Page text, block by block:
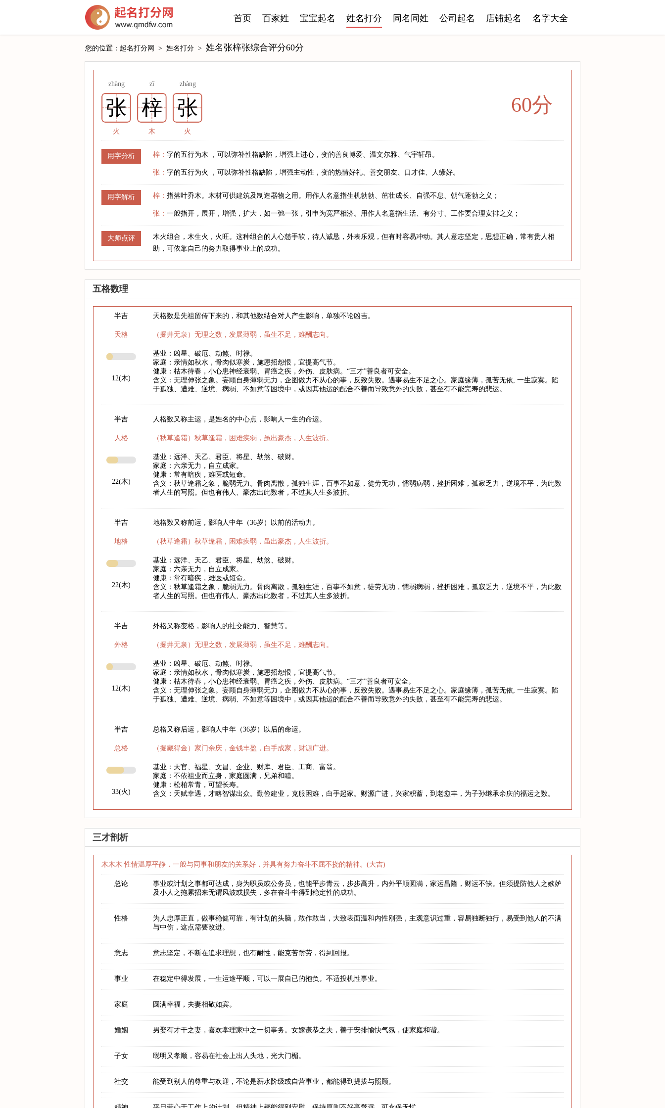
首页 百家姓 宝宝起名 姓名打分 同名同姓 公司起名 店铺起名 名字大全
您的位置： 起名打分网 > 姓名打分 > 姓名张梓张综合评分60分
zhàng zǐ zhàng
张 梓 张
火 木 火
60分
用字分析 梓： 字的五行为木 ，可以弥补性格缺陷，增强上进心，变的善良博爱、温文尔雅、气宇轩昂。
张： 字的五行为火 ，可以弥补性格缺陷，增强主动性，变的热情好礼、善交朋友、口才佳、人缘好。
用字解析 梓： 指落叶乔木。木材可供建筑及制造器物之用。用作人名意指生机勃勃、茁壮成长、自强不息、朝气蓬勃之义；
张： 一般指开，展开，增强，扩大，如一弛一张，引申为宽严相济。用作人名意指生活、有分寸、工作要合理安排之义；
大师点评
木火组合，木生火，火旺。这种组合的人心慈手软，待人诚恳，外表乐观，但有时容易冲动。其人意志坚定，思想正确，常有贵人相
助，可依靠自己的努力取得事业上的成功。
五格数理
半吉
天格
12(木)
天格数是先祖留传下来的，和其他数结合对人产生影响，单独不论凶吉。
（掘井无泉）无理之数，发展薄弱，虽生不足，难酬志向。
基业：凶星、破厄、劫煞、时禄。
家庭：亲情如秋水，骨肉似寒炭，施恩招怨恨，宜提高气节。
健康：枯木待春，小心患神经衰弱、胃癌之疾，外伤、皮肤病。“三才”善良者可安全。
含义：无理伸张之象。妄顾自身薄弱无力，企图做力不从心的事，反致失败。遇事易生不足之心。家庭缘薄，孤苦无依, 一生寂寞。陷
于孤独、遭难、逆境、病弱、不如意等困境中，或因其他运的配合不善而导致意外的失败，甚至有不能完寿的悲运。
半吉
人格
22(木)
人格数又称主运，是姓名的中心点，影响人一生的命运。
（秋草逢霜）秋草逢霜，困难疾弱，虽出豪杰，人生波折。
基业：远洋、天乙、君臣、将星、劫煞、破财。
家庭：六亲无力，自立成家。
健康：常有暗疾，难医或短命。
含义：秋草逢霜之象，脆弱无力。骨肉离散，孤独生涯，百事不如意，徒劳无功，懦弱病弱，挫折困难，孤寂乏力，逆境不平，为此数
者人生的写照。但也有伟人、豪杰出此数者，不过其人生多波折。
半吉
地格
22(木)
地格数又称前运，影响人中年（36岁）以前的活动力。
（秋草逢霜）秋草逢霜，困难疾弱，虽出豪杰，人生波折。
基业：远洋、天乙、君臣、将星、劫煞、破财。
家庭：六亲无力，自立成家。
健康：常有暗疾，难医或短命。
含义：秋草逢霜之象，脆弱无力。骨肉离散，孤独生涯，百事不如意，徒劳无功，懦弱病弱，挫折困难，孤寂乏力，逆境不平，为此数
者人生的写照。但也有伟人、豪杰出此数者，不过其人生多波折。
半吉
外格
12(木)
外格又称变格，影响人的社交能力、智慧等。
（掘井无泉）无理之数，发展薄弱，虽生不足，难酬志向。
基业：凶星、破厄、劫煞、时禄。
家庭：亲情如秋水，骨肉似寒炭，施恩招怨恨，宜提高气节。
健康：枯木待春，小心患神经衰弱、胃癌之疾，外伤、皮肤病。“三才”善良者可安全。
含义：无理伸张之象。妄顾自身薄弱无力，企图做力不从心的事，反致失败。遇事易生不足之心。家庭缘薄，孤苦无依, 一生寂寞。陷
于孤独、遭难、逆境、病弱、不如意等困境中，或因其他运的配合不善而导致意外的失败，甚至有不能完寿的悲运。
半吉
总格
33(火)
总格又称后运，影响人中年（36岁）以后的命运。
（掘藏得金）家门余庆，金钱丰盈，白手成家，财源广进。
基业：天官、福星、文昌、企业、财库、君臣、工商、富翁。
家庭：不依祖业而立身，家庭圆满，兄弟和睦。
健康：松柏常青，可望长寿。
含义：天赋幸遇，才略智谋出众。勤俭建业，克服困难，白手起家。财源广进，兴家积蓄，到老愈丰，为子孙继承余庆的福运之数。
三才剖析
木木木 性情温厚平静，一般与同事和朋友的关系好，并具有努力奋斗不屈不挠的精神。(大吉)
总论
事业或计划之事都可达成，身为职员或公务员，也能平步青云，步步高升，内外平顺圆满，家运昌隆，财运不缺。但须提防他人之嫉妒
及小人之拖累招来无谓风波或损失，多在奋斗中得到稳定性的成功。
性格
为人忠厚正直，做事稳健可靠，有计划的头脑，敢作敢当，大致表面温和内性刚强，主观意识过重，容易独断独行，易受到他人的不满
与中伤，这点需要改进。
意志 意志坚定，不断在追求理想，也有耐性，能克苦耐劳，得到回报。
事业 在稳定中得发展，一生运途平顺，可以一展自已的抱负。不适投机性事业。
家庭 圆满幸福，夫妻相敬如宾。
婚姻 男娶有才干之妻，喜欢掌理家中之一切事务。女嫁谦恭之夫，善于安排愉快气氛，使家庭和谐。
子女 聪明又孝顺，容易在社会上出人头地，光大门楣。
社交 能受到别人的尊重与欢迎，不论是薪水阶级或自营事业，都能得到提拔与照顾。